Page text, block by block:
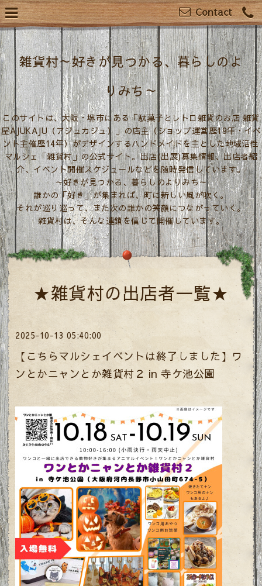
Contact
雑貨村～好きが見つかる、暮らしのよ
りみち～
このサイトは、大阪・堺市にある「駄菓子とレトロ雑貨のお店 雑貨
屋AJUKAJU（アジュカジュ）」の店主（ショップ運営歴19年・イベ
ント主催歴14年）がデザインするハンドメイドを主とした地域活性
マルシェ「雑貨村」の公式サイト。出店(出展)募集情報、出店者紹
介、イベント開催スケジュールなどを随時発信しています。
～好きが見つかる、暮らしのよりみち～
誰かの「好き」が集まれば、町に新しい風が吹く。
それが巡り巡って、また次の誰かの笑顔につながっていく。
雑貨村は、そんな連鎖を信じて開催しています。
★雑貨村の出店者一覧★
2025-10-13 05:40:00
【こちらマルシェイベントは終了しました】ワ
ンとかニャンとか雑貨村２ in 寺ケ池公園